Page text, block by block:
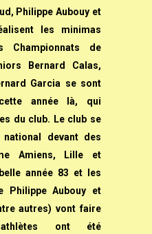
Philippe Aubouy et
les minimas
Championnats de
Bernard Calas,
Garcia se sont
année là, qui
du club. Le club se
devant des
Amiens, Lille et
année 83 et les
Philippe Aubouy et
autres) vont faire
ont été